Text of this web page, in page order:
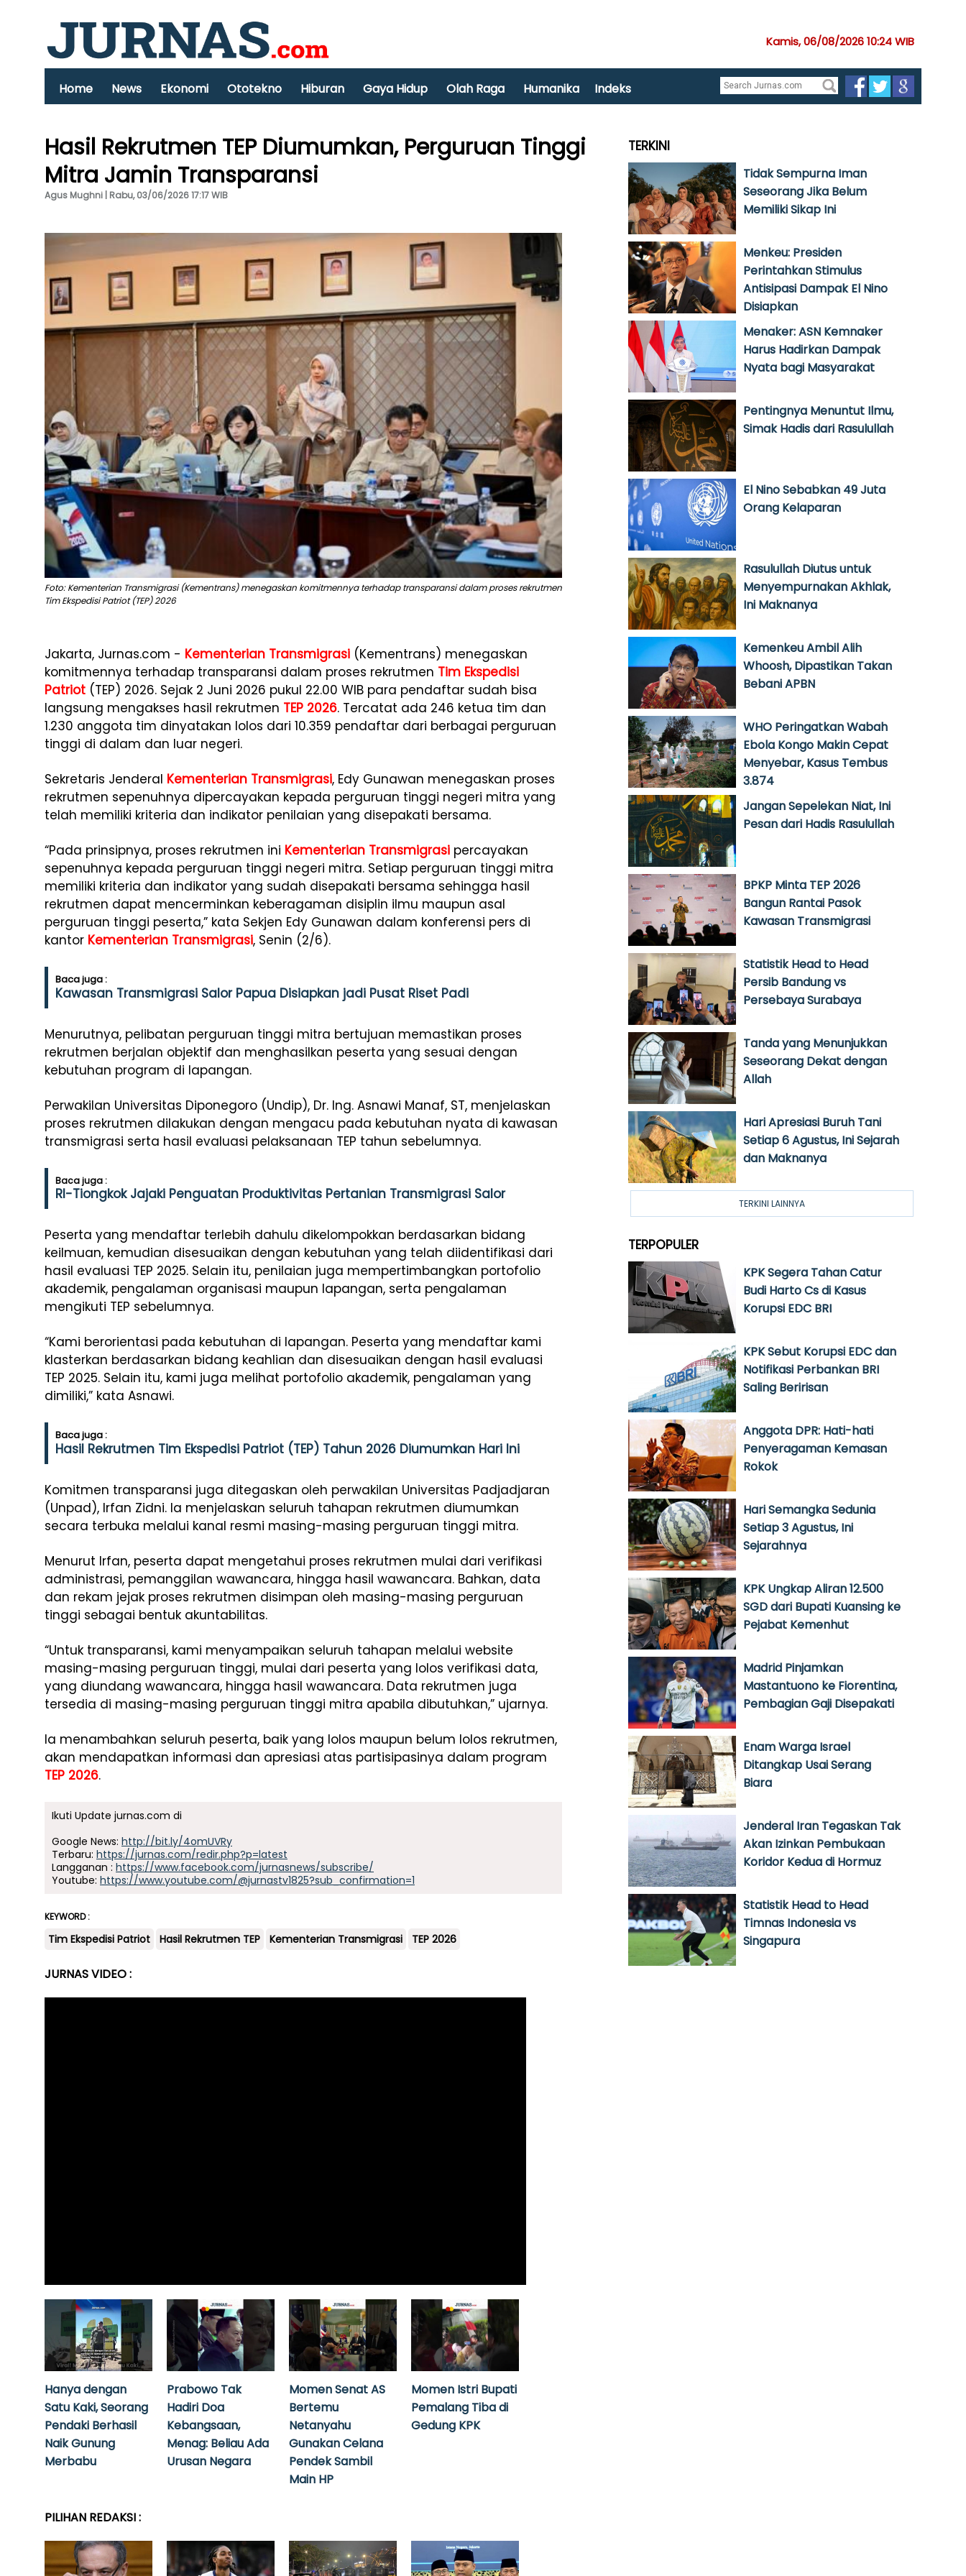
Kamis, 06/08/2026 10:24 WIB
Home News Ekonomi Ototekno Hiburan Gaya Hidup Olah Raga Humanika Indeks
Hasil Rekrutmen TEP Diumumkan, Perguruan Tinggi
Mitra Jamin Transparansi
Agus Mughni | Rabu, 03/06/2026 17:17 WIB
Foto: Kementerian Transmigrasi (Kementrans) menegaskan komitmennya terhadap transparansi dalam proses rekrutmen
Tim Ekspedisi Patriot (TEP) 2026
Jakarta, Jurnas.com - Kementerian Transmigrasi (Kementrans) menegaskan
komitmennya terhadap transparansi dalam proses rekrutmen Tim Ekspedisi
Patriot (TEP) 2026. Sejak 2 Juni 2026 pukul 22.00 WIB para pendaftar sudah bisa
langsung mengakses hasil rekrutmen TEP 2026. Tercatat ada 246 ketua tim dan
1.230 anggota tim dinyatakan lolos dari 10.359 pendaftar dari berbagai perguruan
tinggi di dalam dan luar negeri.
Sekretaris Jenderal Kementerian Transmigrasi, Edy Gunawan menegaskan proses
rekrutmen sepenuhnya dipercayakan kepada perguruan tinggi negeri mitra yang
telah memiliki kriteria dan indikator penilaian yang disepakati bersama.
“Pada prinsipnya, proses rekrutmen ini Kementerian Transmigrasi percayakan
sepenuhnya kepada perguruan tinggi negeri mitra. Setiap perguruan tinggi mitra
memiliki kriteria dan indikator yang sudah disepakati bersama sehingga hasil
rekrutmen dapat mencerminkan keberagaman disiplin ilmu maupun asal
perguruan tinggi peserta,” kata Sekjen Edy Gunawan dalam konferensi pers di
kantor Kementerian Transmigrasi, Senin (2/6).
Baca juga :
Kawasan Transmigrasi Salor Papua Disiapkan jadi Pusat Riset Padi
Menurutnya, pelibatan perguruan tinggi mitra bertujuan memastikan proses
rekrutmen berjalan objektif dan menghasilkan peserta yang sesuai dengan
kebutuhan program di lapangan.
Perwakilan Universitas Diponegoro (Undip), Dr. Ing. Asnawi Manaf, ST, menjelaskan
proses rekrutmen dilakukan dengan mengacu pada kebutuhan nyata di kawasan
transmigrasi serta hasil evaluasi pelaksanaan TEP tahun sebelumnya.
Baca juga :
RI-Tiongkok Jajaki Penguatan Produktivitas Pertanian Transmigrasi Salor
Peserta yang mendaftar terlebih dahulu dikelompokkan berdasarkan bidang
keilmuan, kemudian disesuaikan dengan kebutuhan yang telah diidentifikasi dari
hasil evaluasi TEP 2025. Selain itu, penilaian juga mempertimbangkan portofolio
akademik, pengalaman organisasi maupun lapangan, serta pengalaman
mengikuti TEP sebelumnya.
“Kami berorientasi pada kebutuhan di lapangan. Peserta yang mendaftar kami
klasterkan berdasarkan bidang keahlian dan disesuaikan dengan hasil evaluasi
TEP 2025. Selain itu, kami juga melihat portofolio akademik, pengalaman yang
dimiliki,” kata Asnawi.
Baca juga :
Hasil Rekrutmen Tim Ekspedisi Patriot (TEP) Tahun 2026 Diumumkan Hari Ini
Komitmen transparansi juga ditegaskan oleh perwakilan Universitas Padjadjaran
(Unpad), Irfan Zidni. Ia menjelaskan seluruh tahapan rekrutmen diumumkan
secara terbuka melalui kanal resmi masing-masing perguruan tinggi mitra.
Menurut Irfan, peserta dapat mengetahui proses rekrutmen mulai dari verifikasi
administrasi, pemanggilan wawancara, hingga hasil wawancara. Bahkan, data
dan rekam jejak proses rekrutmen disimpan oleh masing-masing perguruan
tinggi sebagai bentuk akuntabilitas.
“Untuk transparansi, kami menyampaikan seluruh tahapan melalui website
masing-masing perguruan tinggi, mulai dari peserta yang lolos verifikasi data,
yang diundang wawancara, hingga hasil wawancara. Data rekrutmen juga
tersedia di masing-masing perguruan tinggi mitra apabila dibutuhkan,” ujarnya.
Ia menambahkan seluruh peserta, baik yang lolos maupun belum lolos rekrutmen,
akan mendapatkan informasi dan apresiasi atas partisipasinya dalam program
TEP 2026.
Ikuti Update jurnas.com di
Google News: http://bit.ly/4omUVRy
Terbaru: https://jurnas.com/redir.php?p=latest
Langganan : https://www.facebook.com/jurnasnews/subscribe/
Youtube: https://www.youtube.com/@jurnastv1825?sub_confirmation=1
KEYWORD :
Tim Ekspedisi Patriot Hasil Rekrutmen TEP Kementerian Transmigrasi TEP 2026
JURNAS VIDEO :
Hanya dengan
Satu Kaki, Seorang
Pendaki Berhasil
Naik Gunung
Merbabu
Prabowo Tak
Hadiri Doa
Kebangsaan,
Menag: Beliau Ada
Urusan Negara
Momen Senat AS
Bertemu
Netanyahu
Gunakan Celana
Pendek Sambil
Main HP
Momen Istri Bupati
Pemalang Tiba di
Gedung KPK
PILIHAN REDAKSI :
TERKINI
Tidak Sempurna Iman
Seseorang Jika Belum
Memiliki Sikap Ini
Menkeu: Presiden
Perintahkan Stimulus
Antisipasi Dampak El Nino
Disiapkan
Menaker: ASN Kemnaker
Harus Hadirkan Dampak
Nyata bagi Masyarakat
Pentingnya Menuntut Ilmu,
Simak Hadis dari Rasulullah
El Nino Sebabkan 49 Juta
Orang Kelaparan
Rasulullah Diutus untuk
Menyempurnakan Akhlak,
Ini Maknanya
Kemenkeu Ambil Alih
Whoosh, Dipastikan Takan
Bebani APBN
WHO Peringatkan Wabah
Ebola Kongo Makin Cepat
Menyebar, Kasus Tembus
3.874
Jangan Sepelekan Niat, Ini
Pesan dari Hadis Rasulullah
BPKP Minta TEP 2026
Bangun Rantai Pasok
Kawasan Transmigrasi
Statistik Head to Head
Persib Bandung vs
Persebaya Surabaya
Tanda yang Menunjukkan
Seseorang Dekat dengan
Allah
Hari Apresiasi Buruh Tani
Setiap 6 Agustus, Ini Sejarah
dan Maknanya
TERKINI LAINNYA
TERPOPULER
KPK Segera Tahan Catur
Budi Harto Cs di Kasus
Korupsi EDC BRI
KPK Sebut Korupsi EDC dan
Notifikasi Perbankan BRI
Saling Beririsan
Anggota DPR: Hati-hati
Penyeragaman Kemasan
Rokok
Hari Semangka Sedunia
Setiap 3 Agustus, Ini
Sejarahnya
KPK Ungkap Aliran 12.500
SGD dari Bupati Kuansing ke
Pejabat Kemenhut
Madrid Pinjamkan
Mastantuono ke Fiorentina,
Pembagian Gaji Disepakati
Enam Warga Israel
Ditangkap Usai Serang
Biara
Jenderal Iran Tegaskan Tak
Akan Izinkan Pembukaan
Koridor Kedua di Hormuz
Statistik Head to Head
Timnas Indonesia vs
Singapura